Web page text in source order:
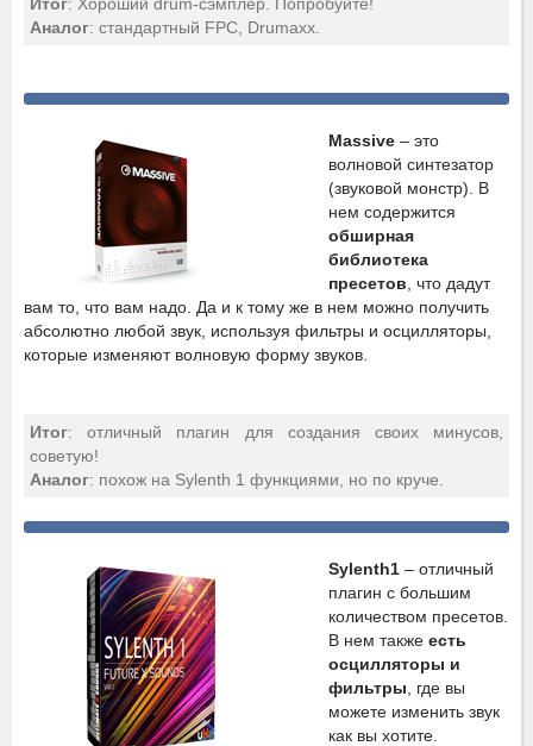
Аналог: стандартный FPC, Drumaxx.
Massive – это
волновой синтезатор
(звуковой монстр). В
нем содержится
обширная
библиотека
пресетов , что дадут
вам то, что вам надо. Да и к тому же в нем можно получить
абсолютно любой звук, используя фильтры и осцилляторы,
которые изменяют волновую форму звуков.
Итог: отличный плагин для создания своих минусов,
советую!
Аналог: похож на Sylenth 1 функциями, но по круче.
Sylenth1 – отличный
плагин с большим
количеством пресетов.
В нем также есть
осцилляторы и
фильтры , где вы
можете изменить звук
как вы хотите.